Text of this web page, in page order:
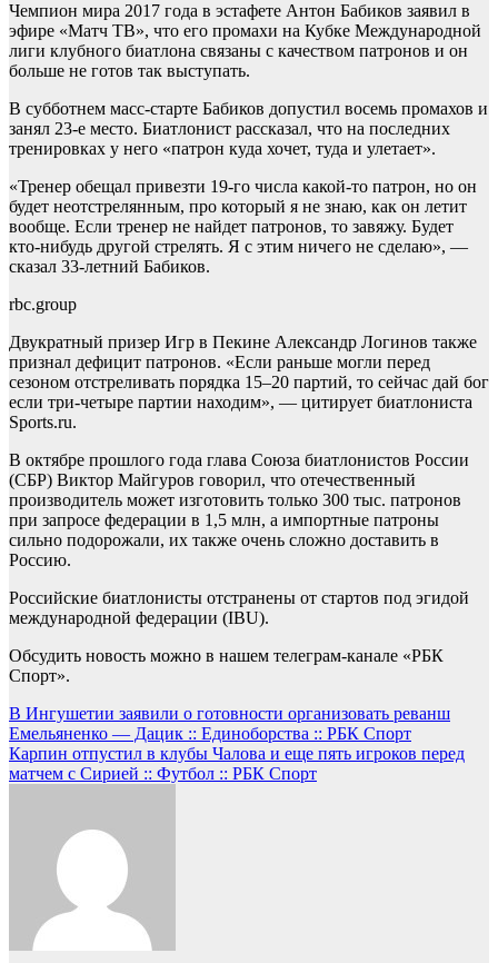
Чемпион мира 2017 года в эстафете Антон Бабиков заявил в
эфире «Матч ТВ», что его промахи на Кубке Международной
лиги клубного биатлона связаны с качеством патронов и он
больше не готов так выступать.
В субботнем масс-старте Бабиков допустил восемь промахов и
занял 23-е место. Биатлонист рассказал, что на последних
тренировках у него «патрон куда хочет, туда и улетает».
«Тренер обещал привезти 19‑го числа какой‑то патрон, но он
будет неотстрелянным, про который я не знаю, как он летит
вообще. Если тренер не найдет патронов, то завяжу. Будет
кто‑нибудь другой стрелять. Я с этим ничего не сделаю», —
сказал 33-летний Бабиков.
rbc.group
Двукратный призер Игр в Пекине Александр Логинов также
признал дефицит патронов. «Если раньше могли перед
сезоном отстреливать порядка 15–20 партий, то сейчас дай бог
если три-четыре партии находим», — цитирует биатлониста
Sports.ru.
В октябре прошлого года глава Союза биатлонистов России
(СБР) Виктор Майгуров говорил, что отечественный
производитель может изготовить только 300 тыс. патронов
при запросе федерации в 1,5 млн, а импортные патроны
сильно подорожали, их также очень сложно доставить в
Россию.
Российские биатлонисты отстранены от стартов под эгидой
международной федерации (IBU).
Обсудить новость можно в нашем телеграм-канале «РБК
Спорт».
Навигация
по
записям
В Ингушетии заявили о готовности организовать реванш
Емельяненко — Дацик :: Единоборства :: РБК Спорт
Карпин отпустил в клубы Чалова и еще пять игроков перед
матчем с Сирией :: Футбол :: РБК Спорт